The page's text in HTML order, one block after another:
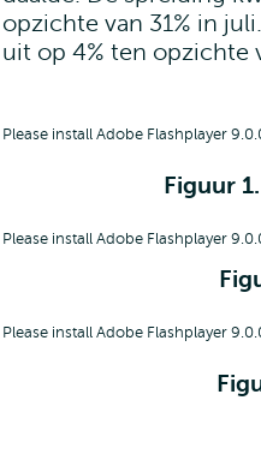
opzichte van 31% in
uit op 4% ten opzichte
Please install Adobe Flashplayer
Figuur
Please install Adobe Flashplayer
Please install Adobe Flashplayer